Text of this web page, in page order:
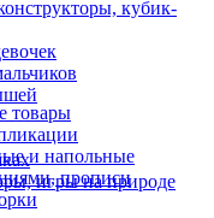
кубик-
игры на природе
товары
и напольные
прописи